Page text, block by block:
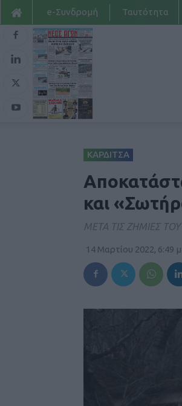
e-Συνδρομή Ταυτότητα
ΚΑΡΔΙΤΣΑ
και
ΜΕΤΑ ΤΙΣ ΖΗΜΙΕΣ
14 Μαρτίου 2022, 6:49